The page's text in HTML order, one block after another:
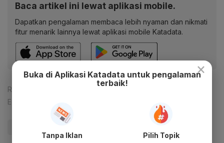
Baca artikel ini lewat aplikasi mobile.
Dapatkan pengalaman membaca lebih nyaman dan nikmati
fitur menarik lainnya lewat aplikasi mobile Katadata.
Reporter:
Editor:
×
Buka di Aplikasi Katadata untuk pengalaman
terbaik!
Tanpa Iklan Pilih Topik